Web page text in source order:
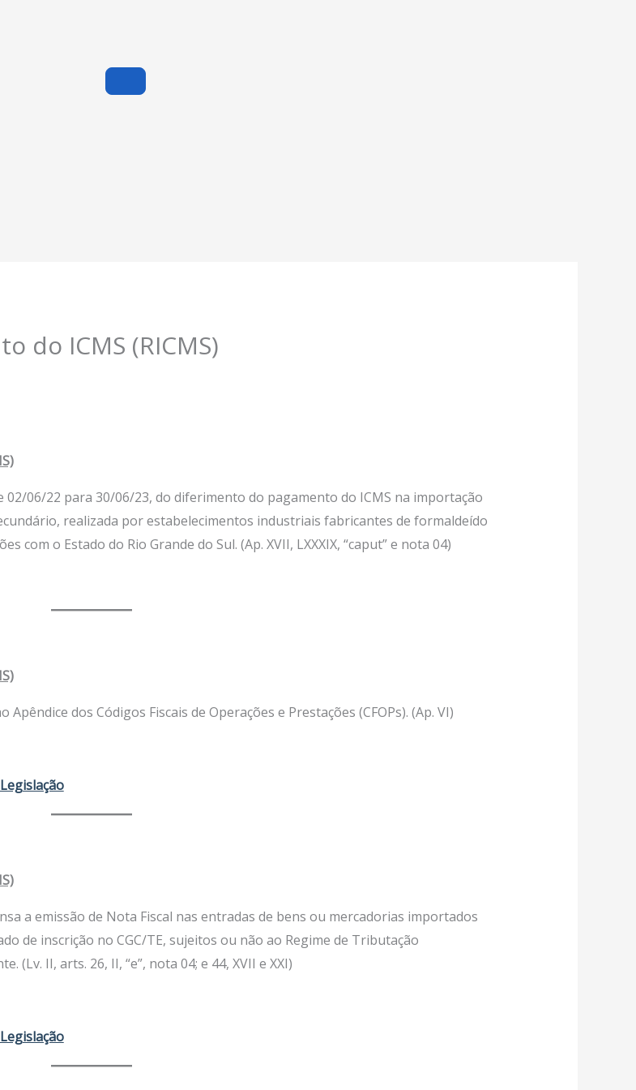
do ICMS (RICMS)
02/06/22 para 30/06/23, do diferimento do pagamento do ICMS na importação
realizada por estabelecimentos industriais fabricantes de formaldeído
com o Estado do Rio Grande do Sul. (Ap. XVII, LXXXIX, “caput” e nota 04)
Apêndice dos Códigos Fiscais de Operações e Prestações (CFOPs). (Ap. VI)
a emissão de Nota Fiscal nas entradas de bens ou mercadorias importados
de inscrição no CGC/TE, sujeitos ou não ao Regime de Tributação
(Lv. II, arts. 26, II, “e”, nota 04; e 44, XVII e XXI)